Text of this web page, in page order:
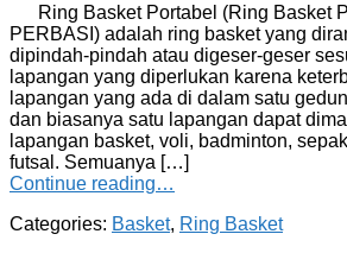
Ring Basket Portabel (Ring Basket
PERBASI) adalah ring basket yang
dipindah-pindah atau digeser-geser
lapangan yang diperlukan karena
lapangan yang ada di dalam satu
dan biasanya satu lapangan dapat
lapangan basket, voli, badminton,
futsal. Semuanya […]
Continue reading…
Categories: Basket, Ring Basket